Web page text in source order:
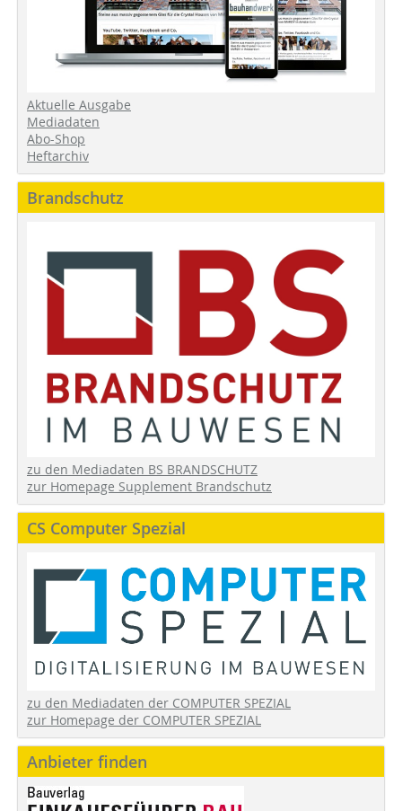
Aktuelle Ausgabe
Mediadaten
Abo-Shop
Heftarchiv
Brandschutz
zu den Mediadaten BS BRANDSCHUTZ
zur Homepage Supplement Brandschutz
CS Computer Spezial
zu den Mediadaten der COMPUTER SPEZIAL
zur Homepage der COMPUTER SPEZIAL
Anbieter finden